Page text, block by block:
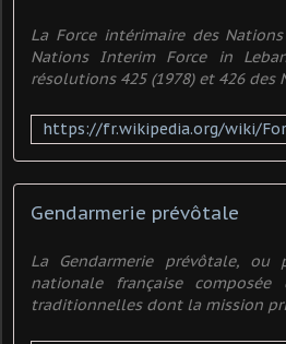
La Force intérimaire des
Nations Interim Force in
résolutions 425 (1978) et 426 des
Gendarmerie prévôtale
La Gendarmerie prévôtale,
nationale française
traditionnelles dont la mission